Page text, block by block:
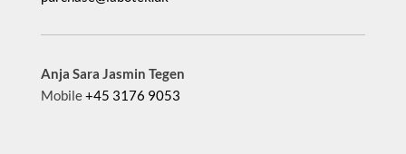
Anja Sara Jasmin Tegen
Mobile+45 3176 9053